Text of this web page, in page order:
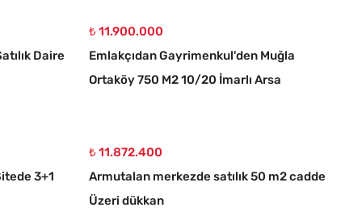
Daire
₺ 11.900.000
Emlakçıdan Gayrimenkul'den Muğla
Ortaköy 750 M2 10/20 İmarlı Arsa
3+1
₺ 11.872.400
Armutalan merkezde satılık 50 m2 cadde
Üzeri dükkan